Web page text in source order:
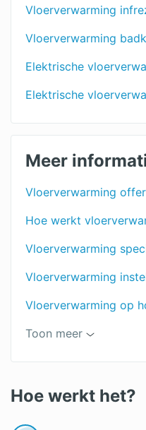
Vloerverwarming
Vloerverwarming
Elektrische
Elektrische
Meer
Vloerverwarming
Hoe werkt
Vloerverwarming
Vloerverwarming
Vloerverwarming op
Laminaat
Gietvloer
Vloerverwarming
Toon meer
Hoe werkt het?